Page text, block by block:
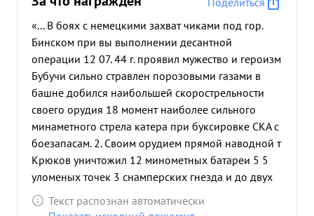
«... В боях с немецкими захват чиками под гор.
Бинском при вы выполнении десантной
операции 12 07. 44 г. проявил мужество и героизм
Бубучи сильно стравлен порозовыми газами в
башне добился наибольшей скорострельности
своего орудия 18 момент наиболее сильного
минаметного стрела катера при буксировке СКА с
боезапасам. 2. Своим орудием прямой наводной т
Крюков уничтожил 12 минометных батареи 5 5
уломеных точек 3 снамперских гнезда и до двух
взводов пехоты и подавил одну батарею, чем
обеспечил выполнение катером поставленной
Текст распознан автоматически